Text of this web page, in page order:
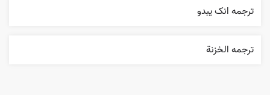
ترجمه انک يبدو
ترجمه الخزنة